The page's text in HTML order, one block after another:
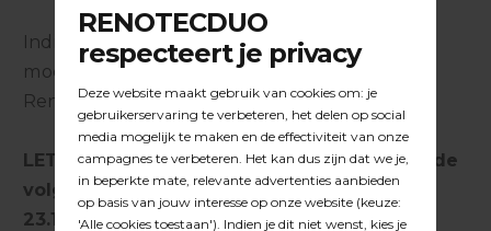
Indien bovenstaande materialen verwijderd
moeten worden verwijzen wij graag naar de
Renovatiefrees.
LET OP, voeg aan dit artikel altijd één van de
volgende artikelnummers toe: 23.15.NUM,
23.15.COL,23.15.KUNZLE of kies voor de